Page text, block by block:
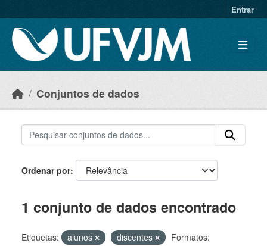
Entrar
Conjuntos de dados
Ordenar por
1 conjunto de dados encontrado
Etiquetas: alunos discentes
Formatos: